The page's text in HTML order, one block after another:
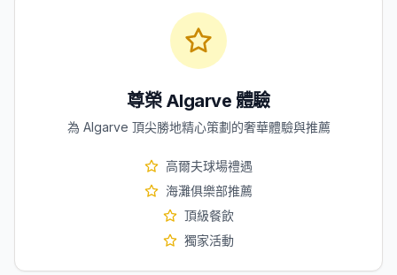
尊榮 Algarve 體驗
為 Algarve 頂尖勝地精心策劃的奢華體驗與推薦
高爾夫球場禮遇
海灘俱樂部推薦
頂級餐飲
獨家活動